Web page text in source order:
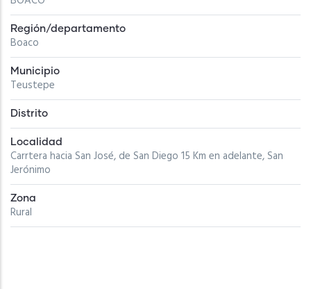
Región/departamento
Boaco
Municipio
Teustepe
Distrito
Localidad
Carrtera hacia San José, de San Diego 15 Km en adelante, San
Jerónimo
Zona
Rural